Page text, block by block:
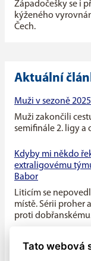
Západočešky se i
kýženého
Čech.
Aktuální
Muži v sezoně
Muži zakončili
semifinále 2. ligy a
Kdyby mi někdo
extraligovému
Babor
Liticím se
místě. Sérii proher
proti
Máme v týmu
starších hráčů,
Tato webová